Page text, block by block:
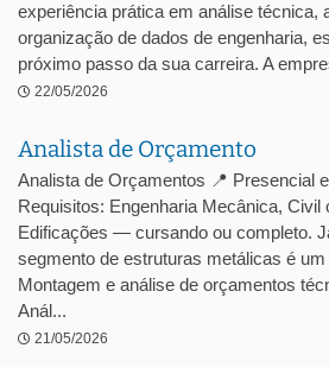
experiência prática em análise técnica,
organização de dados de engenharia,
próximo passo da sua carreira. A
22/05/2026
Analista de Orçamento
Analista de Orçamentos 📍 Presencial
Requisitos: Engenharia Mecânica, Civil
Edificações — cursando ou completo.
segmento de estruturas metálicas é
Montagem e análise de orçamentos
Anál...
21/05/2026